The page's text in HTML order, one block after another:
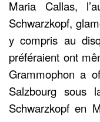
Maria Callas,
Schwarzkopf,
y compris au
préféraient ont
Grammophon a
Salzbourg sous
Schwarzkopf en